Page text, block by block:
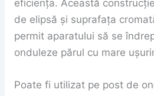
eficiența. Această
de elipsă și suprafața
permit aparatului să se
onduleze părul cu mare
Poate fi utilizat pe post de